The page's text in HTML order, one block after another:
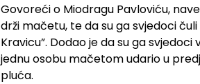
Govoreći o Miodragu Pavloviću,
drži mačetu, te da su ga svjedoci
Kravicu”. Dodao je da su ga
jednu osobu mačetom udario u
pluća.